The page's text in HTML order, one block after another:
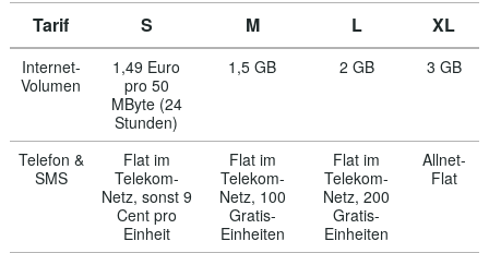
Tarif S M L XL
Internet-
Volumen
1,49 Euro
pro 50
MByte (24
Stunden)
1,5 GB 2 GB 3 GB
Telefon &
SMS
Flat im
Telekom-
Netz, sonst 9
Cent pro
Einheit
Flat im
Telekom-
Netz, 100
Gratis-
Einheiten
Flat im
Telekom-
Netz, 200
Gratis-
Einheiten
Allnet-
Flat